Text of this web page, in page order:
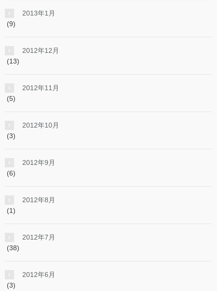
2013年1月
(9)
2012年12月
(13)
2012年11月
(5)
2012年10月
(3)
2012年9月
(6)
2012年8月
(1)
2012年7月
(38)
2012年6月
(3)